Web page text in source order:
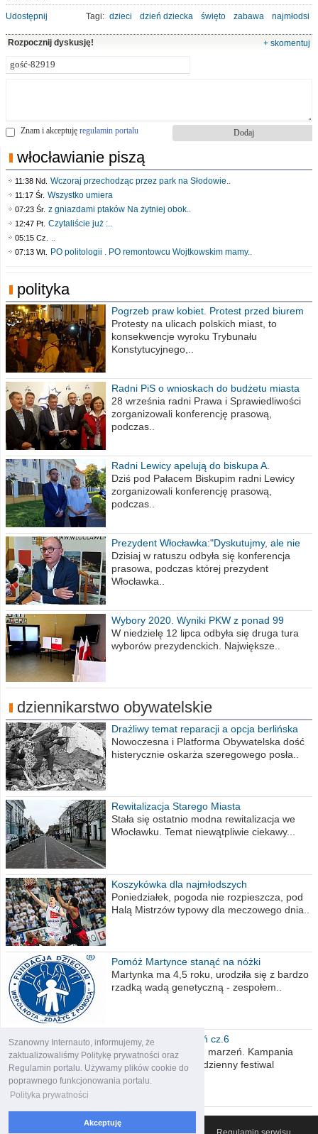
Szanowny Internauto, informujemy, że
zaktualizowaliśmy Politykę prywatności oraz
Regulamin portalu. Używamy plików cookie do
poprawnego funkcjonowania portalu.
Polityka prywatności
Akceptuję
Udostępnij Tagi: dzieci dzień dziecka święto zabawa najmłodsi
Rozpocznij dyskusję! + skomentuj
Znam i akceptuję regulamin portalu
włocławianie piszą
11:38 Nd. Wczoraj przechodząc przez park na Słodowie..
11:17 Śr. Wszystko umiera
07:23 Śr. z gniazdami ptaków Na żytniej obok..
12:47 Pt. Czytaliście już :..
05:15 Cz. ..
07:13 Wt. PO politologii . PO remontowcu Wojtkowskim mamy..
polityka
Pogrzeb praw kobiet. Protest przed biurem
poselskim PiS
Protesty na ulicach polskich miast, to
konsekwencje wyroku Trybunału
Konstytucyjnego,..
Radni PiS o wnioskach do budżetu miasta
na 2021 rok
28 września radni Prawa i Sprawiedliwości
zorganizowali konferencję prasową,
podczas..
Radni Lewicy apelują do biskupa A.
Wiesława Meringa
Dziś pod Pałacem Biskupim radni Lewicy
zorganizowali konferencję prasową,
podczas..
Prezydent Włocławka:"Dyskutujmy, ale nie
obrażajmy się”
Dzisiaj w ratuszu odbyła się konferencja
prasowa, podczas której prezydent
Włocławka..
Wybory 2020. Wyniki PKW z ponad 99
procent obwodów
W niedzielę 12 lipca odbyła się druga tura
wyborów prezydenckich. Największe..
dziennikarstwo obywatelskie
Drażliwy temat reparacji a opcja berlińska
Nowoczesna i Platforma Obywatelska dość
histerycznie oskarża szeregowego posła..
Rewitalizacja Starego Miasta
Stała się ostatnio modna rewitalizacja we
Włocławku. Temat niewątpliwie ciekawy...
Koszykówka dla najmłodszych
Poniedziałek, pogoda nie rozpieszcza, pod
Halą Mistrzów typowy dla meczowego dnia..
Pomóż Martynce stanąć na nóżki
Martynka ma 4,5 roku, urodziła się z bardzo
rzadką wadą genetyczną - zespołem..
Polska moich marzeń cz.6
Nadszedł kres moich marzeń. Kampania
wyborcza czyli niecodzienny festiwal
obietnic,..